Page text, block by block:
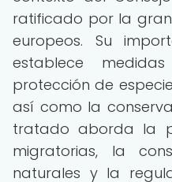
ratificado por la
europeos. Su
establece
protección de
así como la
tratado aborda la
migratorias, la
naturales y la